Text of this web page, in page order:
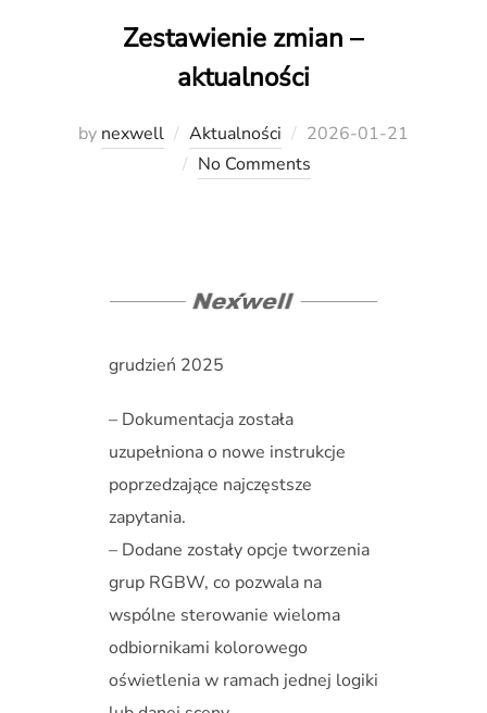
Zestawienie zmian –
aktualności
by nexwell Aktualności
Posted
on
2026-01-21
No Comments
grudzień 2025
– Dokumentacja została
uzupełniona o nowe instrukcje
poprzedzające najczęstsze
zapytania.
– Dodane zostały opcje tworzenia
grup RGBW, co pozwala na
wspólne sterowanie wieloma
odbiornikami kolorowego
oświetlenia w ramach jednej logiki